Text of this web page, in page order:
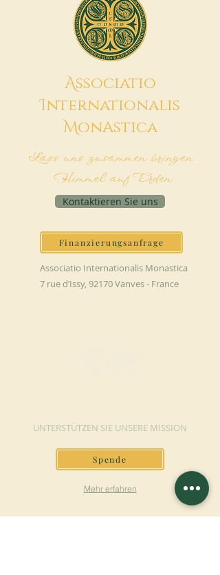
Associatio
Internationalis
MonAstica
Lass uns zusammen bringen
Himmel auf Erden
Kontaktieren Sie uns
Finanzierungsanfrage
Associatio Internationalis Monastica
7 rue d’Issy, 92170 Vanves - France
UNTERSTÜTZEN SIE UNSERE MISSION
Spende
Mehr erfahren